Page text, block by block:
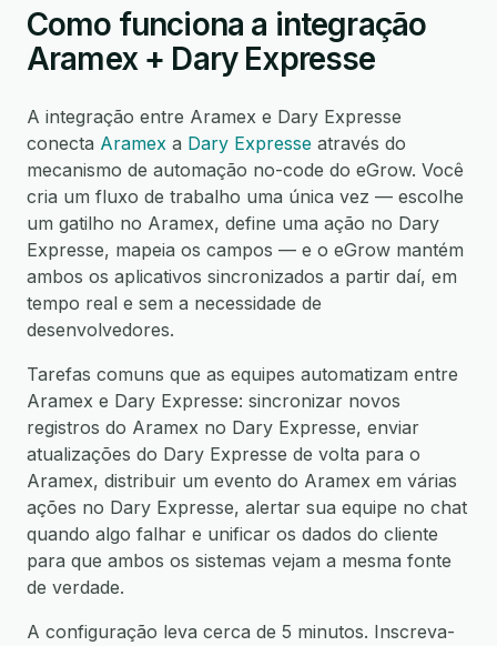
Como funciona a integração
Aramex + Dary Expresse
A integração entre Aramex e Dary Expresse
conecta Aramex a Dary Expresse através do
mecanismo de automação no-code do eGrow. Você
cria um fluxo de trabalho uma única vez — escolhe
um gatilho no Aramex, define uma ação no Dary
Expresse, mapeia os campos — e o eGrow mantém
ambos os aplicativos sincronizados a partir daí, em
tempo real e sem a necessidade de
desenvolvedores.
Tarefas comuns que as equipes automatizam entre
Aramex e Dary Expresse: sincronizar novos
registros do Aramex no Dary Expresse, enviar
atualizações do Dary Expresse de volta para o
Aramex, distribuir um evento do Aramex em várias
ações no Dary Expresse, alertar sua equipe no chat
quando algo falhar e unificar os dados do cliente
para que ambos os sistemas vejam a mesma fonte
de verdade.
A configuração leva cerca de 5 minutos. Inscreva-